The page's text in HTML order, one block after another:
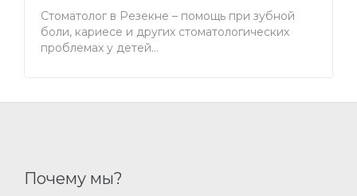
Стоматолог в Резекне – помощь при зубной
боли, кариесе и других стоматологических
проблемах у детей…
Почему мы?